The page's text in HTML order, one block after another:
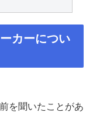
カーについ
を聞いたことがあ